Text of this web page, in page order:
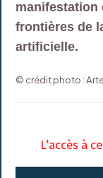
manifestation
frontières de
artificielle.
© crédit photo :
L’accès à